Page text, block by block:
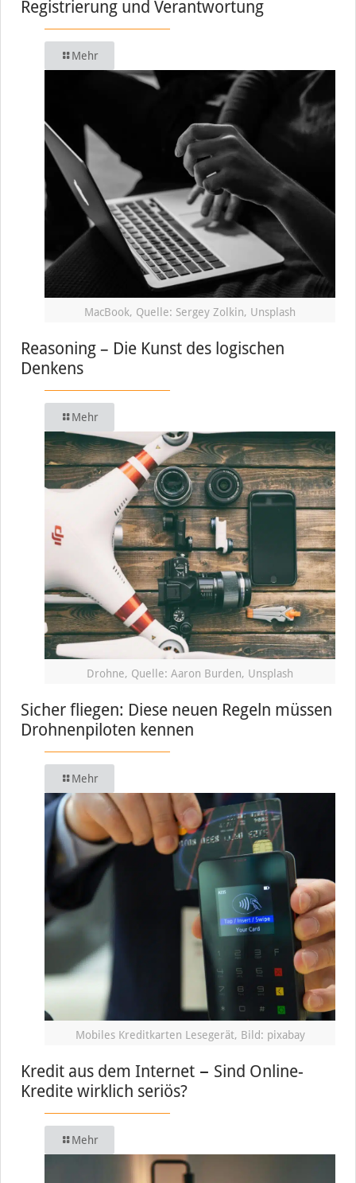
Registrierung und Verantwortung
Mehr
MacBook, Quelle: Sergey Zolkin, Unsplash
Reasoning – Die Kunst des logischen
Denkens
Mehr
Drohne, Quelle: Aaron Burden, Unsplash
Sicher fliegen: Diese neuen Regeln müssen
Drohnenpiloten kennen
Mehr
Mobiles Kreditkarten Lesegerät, Bild: pixabay
Kredit aus dem Internet − Sind Online-
Kredite wirklich seriös?
Mehr